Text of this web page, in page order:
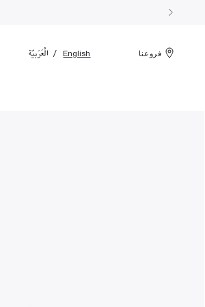
فروعنا English الْعَرَبيّة